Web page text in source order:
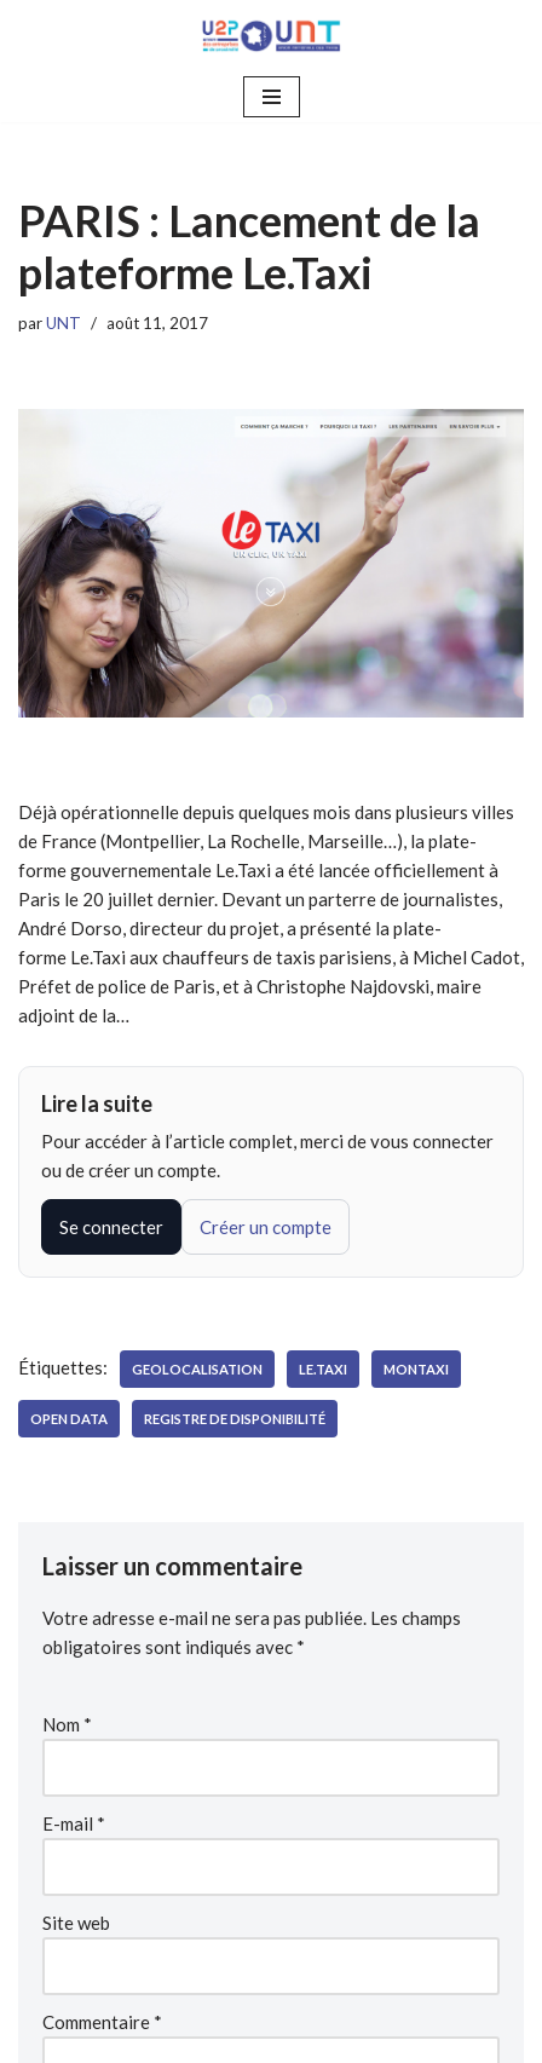
PARIS : Lancement de la
plateforme Le.Taxi
parUNT août 11, 2017
Déjà opérationnelle depuis quelques mois dans plusieurs villes
de France (Montpellier, La Rochelle, Marseille…), la plate-
forme gouvernementale Le.Taxi a été lancée officiellement à
Paris le 20 juillet dernier. Devant un parterre de journalistes,
André Dorso, directeur du projet, a présenté la plate-
forme Le.Taxi aux chauffeurs de taxis parisiens, à Michel Cadot,
Préfet de police de Paris, et à Christophe Najdovski, maire
adjoint de la…
Lire la suite
Pour accéder à l’article complet, merci de vous connecter
ou de créer un compte.
Se connecter Créer un compte
Étiquettes: GEOLOCALISATION LE.TAXI MONTAXI
OPEN DATA REGISTRE DE DISPONIBILITÉ
Laisser un commentaire
Votre adresse e-mail ne sera pas publiée. Les champs
obligatoires sont indiqués avec *
Nom *
E-mail *
Site web
Commentaire *